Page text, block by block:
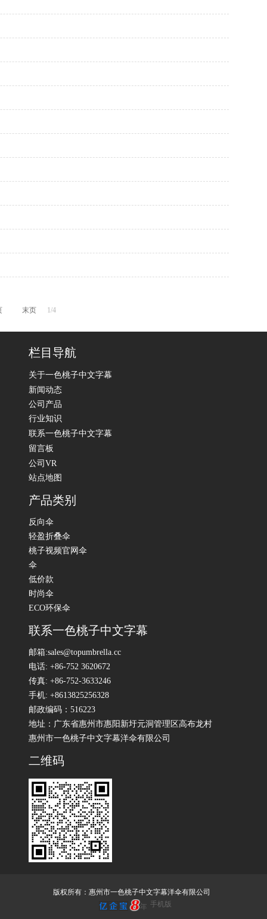
末页 1/4
栏目导航
关于一色桃子中文字幕
新闻动态
公司产品
行业知识
联系一色桃子中文字幕
留言板
公司VR
站点地图
产品类别
反向伞
轻盈折叠伞
桃子视频官网伞
伞
低价款
时尚伞
ECO环保伞
联系一色桃子中文字幕
邮箱:sales@topumbrella.cc
电话: +86-752 3620672
传真: +86-752-3633246
手机: +8613825256328
邮政编码：516223
地址：广东省惠州市惠阳新圩元洞管理区高布龙村
惠州市一色桃子中文字幕洋伞有限公司
二维码
版权所有：惠州市一色桃子中文字幕洋伞有限公司
手机版